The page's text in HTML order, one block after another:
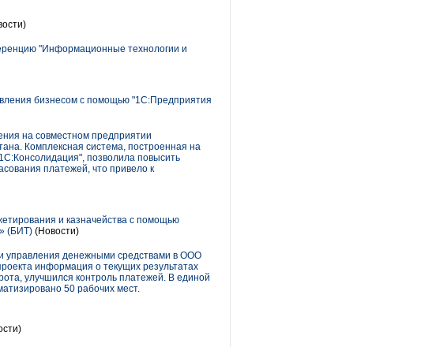
"Информационные технологии и
бизнесом с помощью "1С:Предприятия
на совместном предприятии
Комплексная система, построенная на
позволила повысить
платежей, что привело к
и казначейства с помощью
(БИТ) (Новости)
управления денежными средствами в ООО
информация о текущих результатах
улучшился контроль платежей. В единой
50 рабочих мест.